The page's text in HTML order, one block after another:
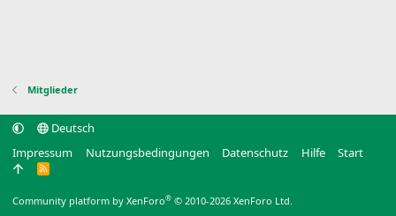
Mitglieder
Deutsch
Impressum
Nutzungsbedingungen Datenschutz Hilfe Start
R
Community platform by XenForo® © 2010-2026 XenForo Ltd.